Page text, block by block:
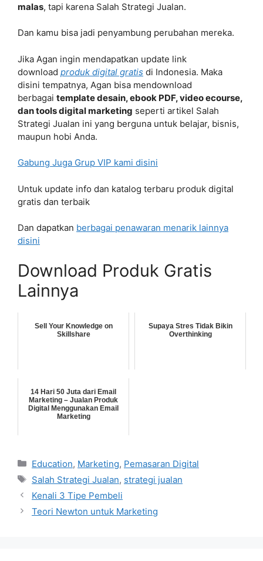
malas, tapi karena Salah Strategi Jualan.
Dan kamu bisa jadi penyambung perubahan mereka.
Jika Agan ingin mendapatkan update link
download produk digital gratis di Indonesia. Maka
disini tempatnya, Agan bisa mendownload
berbagai template desain, ebook PDF, video ecourse,
dan tools digital marketing seperti artikel Salah
Strategi Jualan ini yang berguna untuk belajar, bisnis,
maupun hobi Anda.
Gabung Juga Grup VIP kami disini
Untuk update info dan katalog terbaru produk digital
gratis dan terbaik
Dan dapatkan berbagai penawaran menarik lainnya
disini
Download Produk Gratis
Lainnya
Sell Your Knowledge on
Skillshare
Supaya Stres Tidak Bikin
Overthinking
14 Hari 50 Juta dari Email
Marketing – Jualan Produk
Digital Menggunakan Email
Marketing
Categories
Education, Marketing, Pemasaran Digital
Tags
Salah Strategi Jualan, strategi jualan
Kenali 3 Tipe Pembeli
Teori Newton untuk Marketing